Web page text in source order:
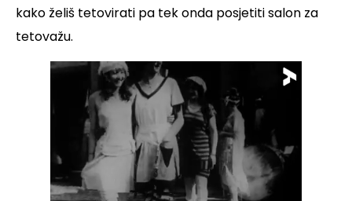
kako želiš tetovirati pa tek onda posjetiti salon za
tetovažu.